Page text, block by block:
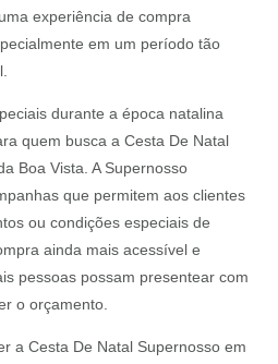
experiência de compra
em um período tão
durante a época natalina
quem busca a Cesta De Natal
Boa Vista. A Supernosso
que permitem aos clientes
ou condições especiais de
ainda mais acessível e
pessoas possam presentear com
o orçamento.
a Cesta De Natal Supernosso em